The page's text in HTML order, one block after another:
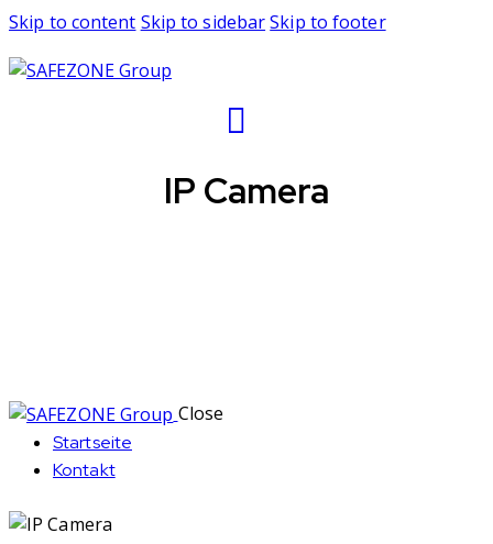
Skip to content Skip to sidebarSkip to footer
IP Camera
Close
Startseite
Kontakt